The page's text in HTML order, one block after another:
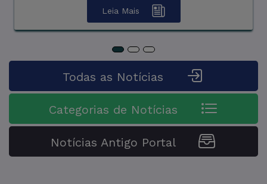
Leia Mais
Leia Mais
Todas as Notícias
Categorias de Notícias
Notícias Antigo Portal